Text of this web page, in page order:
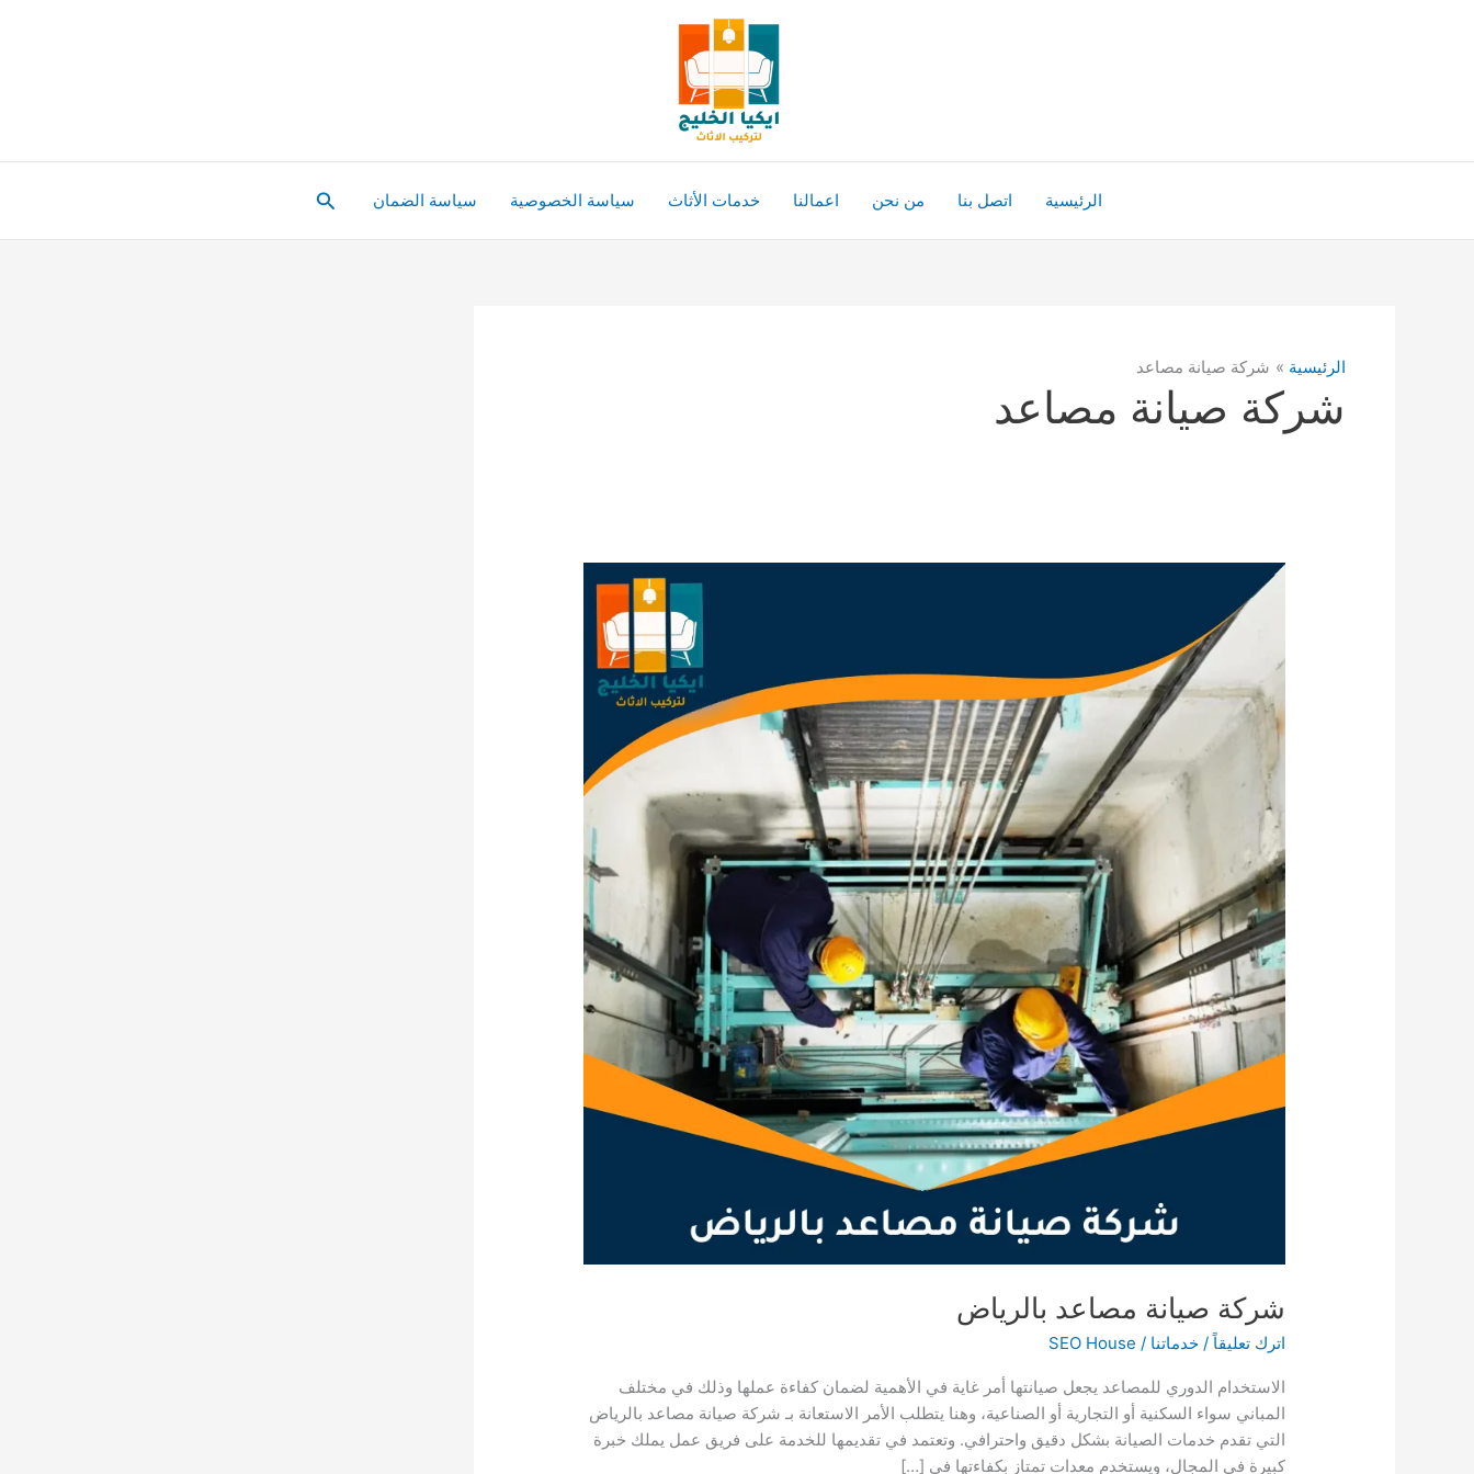
الرئيسية اتصل بنا من نحن اعمالنا خدمات الأثاث سياسة الخصوصية سياسة الضمان البحث
الرئيسية شركة صيانة مصاعد
شركة صيانة مصاعد
شركة صيانة مصاعد بالرياض
اترك تعليقاً /خدماتنا /
SEO House
الاستخدام الدوري للمصاعد يجعل صيانتها أمر غاية في الأهمية لضمان كفاءة عملها وذلك في مختلف
المباني سواء السكنية أو التجارية أو الصناعية، وهنا يتطلب الأمر الاستعانة بـ شركة صيانة مصاعد بالرياض
التي تقدم خدمات الصيانة بشكل دقيق واحترافي. وتعتمد في تقديمها للخدمة على فريق عمل يملك خبرة
كبيرة في المجال، ويستخدم معدات تمتاز بكفاءتها في […]